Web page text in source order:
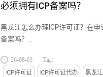
必须拥有ICP备案吗？
黑龙江怎么办理ICP许可证？在申
备案吗？...
26-08-03
Tag：
ICP许可证
ICP许可证代办 黑龙